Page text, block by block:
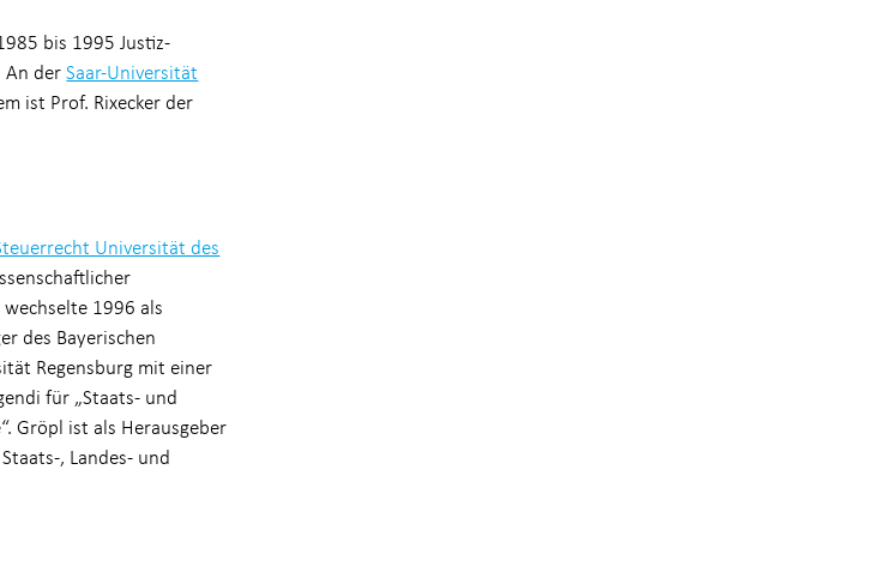
bis 1995 Justiz-
An derSaar-Universität
ist Prof. Rixecker der
Universität des
1996 als
des Bayerischen
Regensburg mit einer
für „Staats- und
Gröpl ist als Herausgeber
, Landes- und